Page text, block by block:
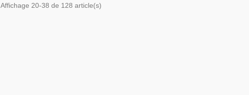
Affichage 20-38 de 128 article(s)